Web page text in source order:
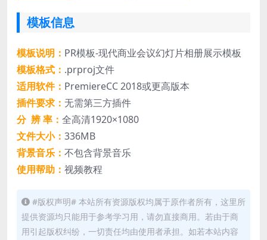
模板信息
模板说明： PR模板-现代商业会议幻灯片相册展示模板
模板格式： .prproj文件
适用软件： PremiereCC 2018或更高版本
插件要求： 无需第三方插件
分 辨 率： 全高清1920×1080
文件大小： 336MB
背景音乐： 不包含背景音乐
使用帮助： 视频教程
#版权声明# 本站所有资源版权均属于原作者所有，这里所
提供资源均只能用于参考学习用，请勿直接商用。若由于商
用引起版权纠纷，一切责任均由使用者承担。如若本站内容